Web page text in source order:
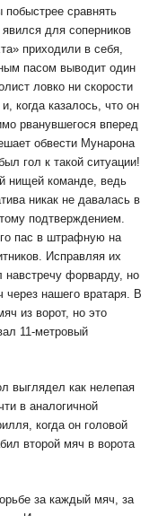
побыстрее сравнять
для соперников
приходили в себя,
пасом выводит один
ловко ни скорости
когда казалось, что он
рванувшегося вперед
обвести Мунарона
гол к такой ситуации!
нищей команде, ведь
никак не давалась в
подтверждением.
пас в штрафную на
Исправляя их
навстречу форварду, но
через нашего вратаря. В
из ворот, но это
11-метровый
выглядел как нелепая
в аналогичной
когда он головой
второй мяч в ворота
за каждый мяч, за